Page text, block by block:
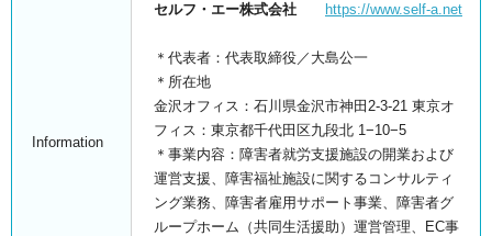
Information
セルフ・エー株式会社 https://www.self-a.net
＊代表者：代表取締役／大島公一
＊所在地
金沢オフィス：石川県金沢市神田2-3-21 東京オ
フィス：東京都千代田区九段北 1−10−5
＊事業内容：障害者就労支援施設の開業および
運営支援、障害福祉施設に関するコンサルティ
ング業務、障害者雇用サポート事業、障害者グ
ループホーム（共同生活援助）運営管理、EC事